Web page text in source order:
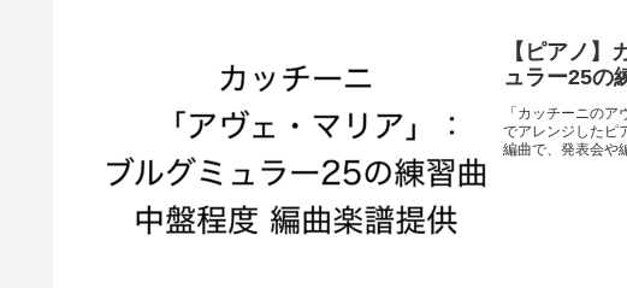
【ピアノ】
ュラー25の
「カッチーニの
でアレンジしたピ
編曲で、発表会や